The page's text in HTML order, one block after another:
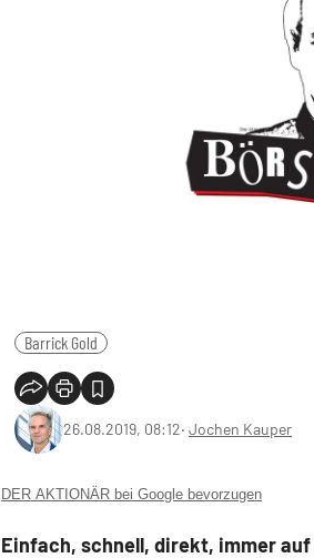
Barrick Gold
26.08.2019, 08:12‧ Jochen Kauper
DER AKTIONÄR bei Google bevorzugen
Einfach, schnell, direkt, immer